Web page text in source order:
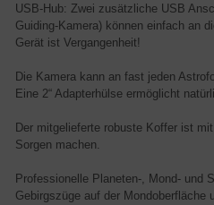
USB-Hub: Zwei zusätzliche USB
Guiding-Kamera) können einfach an
Gerät ist Vergangenheit!
Die Kamera kann an fast jeden
Eine 2“ Adapterhülse ermöglicht
Der mitgelieferte robuste Koffer ist
Sorgen machen.
Professionelle Planeten-, Mond- und
Gebirgszüge auf der Mondoberfläche